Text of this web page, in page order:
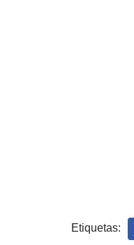
Etiquetas: